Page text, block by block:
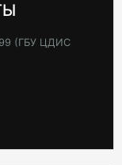
99 (ГБУ ЦДИС